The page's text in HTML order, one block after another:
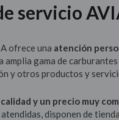
servicio
ofrece una atención
amplia gama de
y otros productos y
calidad y un precio muy
disponen de